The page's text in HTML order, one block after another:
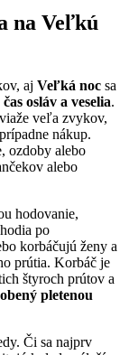
na Veľkú
aj Veľká noc sa
osláv a veselia.
veľa zvykov,
nákup.
ozdoby alebo
alebo
hodovanie,
po
korbáčujú ženy a
prútia. Korbáč je
štyroch prútov a
pletenou
Či sa najprv